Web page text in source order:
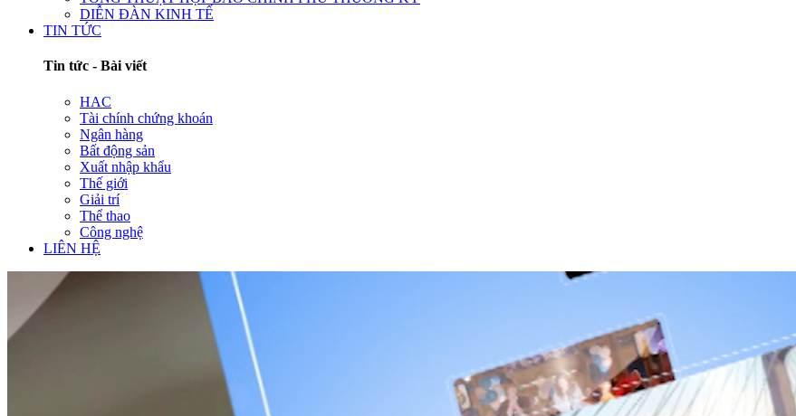
DIỄN ĐÀN KINH TẾ
TIN TỨC
Tin tức - Bài viết
HAC
Tài chính chứng khoán
Ngân hàng
Bất động sản
Xuất nhập khẩu
Thế giới
Giải trí
Thể thao
Công nghệ
LIÊN HỆ